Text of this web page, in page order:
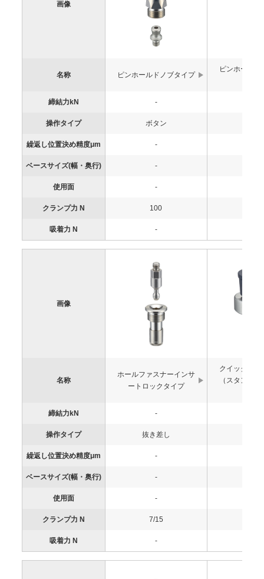
画像
名称 ピンホールドノブタイプ
ピンホール
締結力kN -
操作タイプ ボタン
繰返し位置決め精度μm -
ベースサイズ(幅・奥行) -
使用面 -
クランプ力 N 100
吸着力 N -
画像
名称
ホールファスナーインサ
ートロックタイプ
クイックター
（スタンダ
締結力kN -
操作タイプ 抜き差し
繰返し位置決め精度μm -
ベースサイズ(幅・奥行) -
使用面 -
クランプ力 N 7/15
吸着力 N -